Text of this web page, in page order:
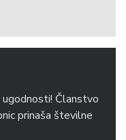
Članstvo
prinaša številne